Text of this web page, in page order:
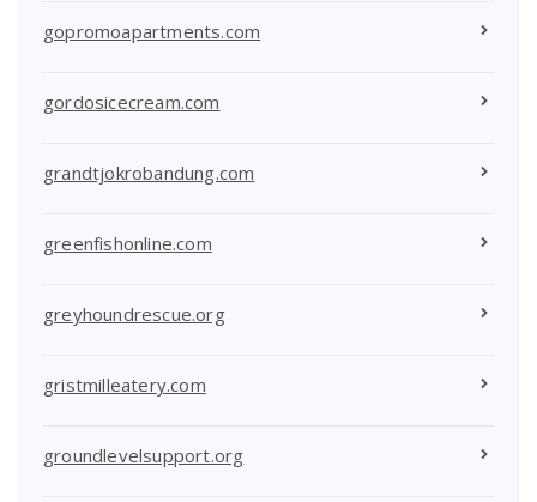
gopromoapartments.com
gordosicecream.com
grandtjokrobandung.com
greenfishonline.com
greyhoundrescue.org
gristmilleatery.com
groundlevelsupport.org